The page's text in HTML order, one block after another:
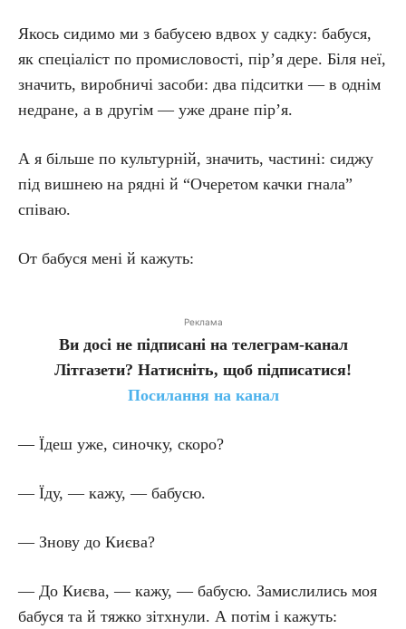
Якось сидимо ми з бабусею вдвох у садку: бабуся,
як спеціаліст по промисловості, пір’я дере. Біля неї,
значить, виробничі засоби: два підситки — в однім
недране, а в другім — уже дране пір’я.
А я більше по культурній, значить, частині: сиджу
під вишнею на рядні й “Очеретом качки гнала”
співаю.
От бабуся мені й кажуть:
Реклама
Ви досі не підписані на телеграм-канал
Літгазети? Натисніть, щоб підписатися!
Посилання на канал
— Їдеш уже, синочку, скоро?
— Їду, — кажу, — бабусю.
— Знову до Києва?
— До Києва, — кажу, — бабусю. Замислились моя
бабуся та й тяжко зітхнули. А потім і кажуть: